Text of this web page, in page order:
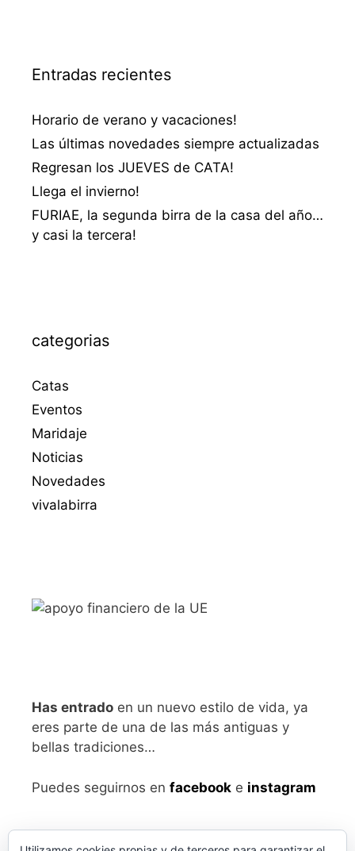
Entradas recientes
Horario de verano y vacaciones!
Las últimas novedades siempre actualizadas
Regresan los JUEVES de CATA!
Llega el invierno!
FURIAE, la segunda birra de la casa del año…
y casi la tercera!
categorias
Catas
Eventos
Maridaje
Noticias
Novedades
vivalabirra
Has entrado en un nuevo estilo de vida, ya
eres parte de una de las más antiguas y
bellas tradiciones…
Puedes seguirnos en facebook e instagram